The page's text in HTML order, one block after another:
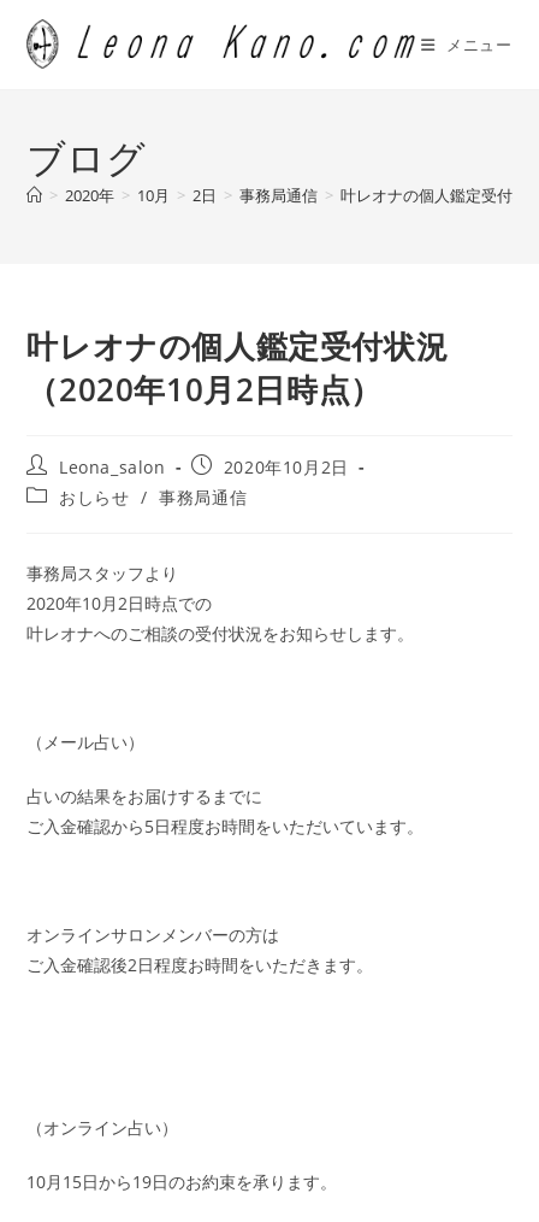
メニュー
ブログ
> 2020年 > 10月 > 2日 > 事務局通信 > 叶レオナの個人鑑定受付状
叶レオナの個人鑑定受付状況
（2020年10月2日時点）
投
稿
者:
Leona_salon
投
稿
公
2020年10月2日
投
テ
ゴ
リ
ー:
おしらせ / 事務局通信
事務局スタッフより
2020年10月2日時点での
叶レオナへのご相談の受付状況をお知らせします。
（メール占い）
占いの結果をお届けするまでに
ご入金確認から5日程度お時間をいただいています。
オンラインサロンメンバーの方は
ご入金確認後2日程度お時間をいただきます。
（オンライン占い）
10月15日から19日のお約束を承ります。